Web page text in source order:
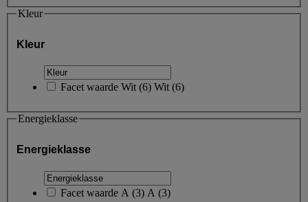
Kleur
Kleur
Facet waarde Wit (6) Wit (6)
Energieklasse
Energieklasse
Facet waarde A (3) A (3)